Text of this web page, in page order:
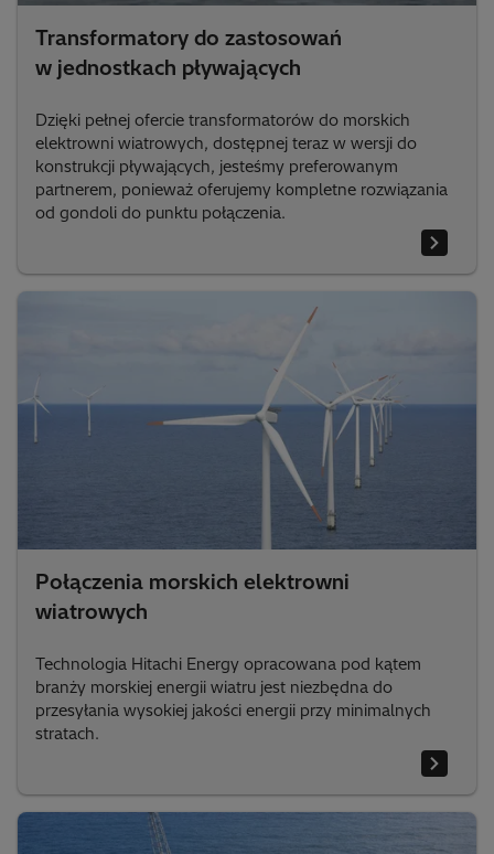
Transformatory do zastosowań
w jednostkach pływających
Dzięki pełnej ofercie transformatorów do morskich
elektrowni wiatrowych, dostępnej teraz w wersji do
konstrukcji pływających, jesteśmy preferowanym
partnerem, ponieważ oferujemy kompletne rozwiązania
od gondoli do punktu połączenia.
Połączenia morskich elektrowni
wiatrowych
Technologia Hitachi Energy opracowana pod kątem
branży morskiej energii wiatru jest niezbędna do
przesyłania wysokiej jakości energii przy minimalnych
stratach.